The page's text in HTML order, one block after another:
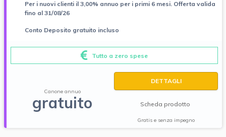
Per i nuovi clienti il 3,00% annuo per i primi 6 mesi. Offerta valida
fino al 31/08/26
Conto Deposito gratuito incluso
Tutto a zero spese
Canone annuo
gratuito
DETTAGLI
Scheda prodotto
Gratis e senza impegno